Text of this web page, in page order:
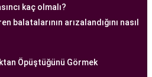
çerçevesinde, çiftlere
şansı tanıyan kapsamlı
kaç olmalı?
balatalarının arızalandığını nasıl
Öpüştüğünü Görmek